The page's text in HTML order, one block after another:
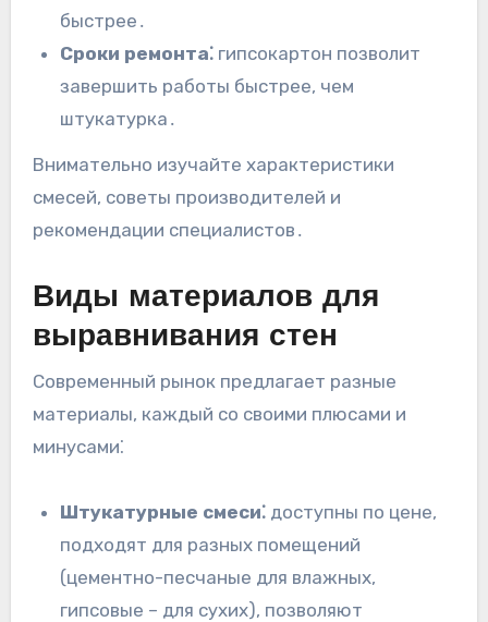
быстрее․
Сроки ремонта⁚ гипсокартон позволит
завершить работы быстрее, чем
штукатурка․
Внимательно изучайте характеристики
смесей, советы производителей и
рекомендации специалистов․
Виды материалов для
выравнивания стен
Современный рынок предлагает разные
материалы, каждый со своими плюсами и
минусами⁚
Штукатурные смеси⁚ доступны по цене,
подходят для разных помещений
(цементно-песчаные для влажных,
гипсовые – для сухих), позволяют